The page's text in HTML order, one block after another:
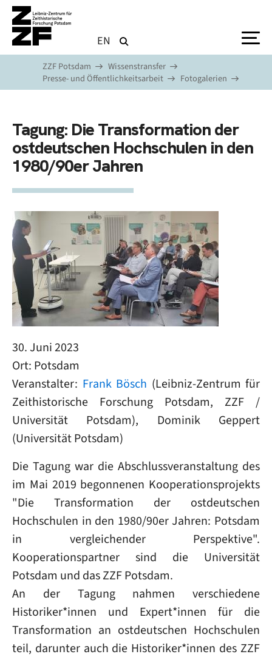
Direkt zum Inhalt
EN
ZZF Potsdam
Wissenstransfer
Presse- und Öffentlichkeitsarbeit
Fotogalerien
Tagung: Die Transformation der
ostdeutschen Hochschulen in den
1980/90er Jahren
30. Juni 2023
Ort: Potsdam
Veranstalter: Frank Bösch (Leibniz-Zentrum für
Zeithistorische Forschung Potsdam, ZZF /
Universität Potsdam), Dominik Geppert
(Universität Potsdam)
Die Tagung war die Abschlussveranstaltung des
im Mai 2019 begonnenen Kooperationsprojekts
"Die Transformation der ostdeutschen
Hochschulen in den 1980/90er Jahren: Potsdam
in vergleichender Perspektive".
Kooperationspartner sind die Universität
Potsdam und das ZZF Potsdam.
An der Tagung nahmen verschiedene
Historiker*innen und Expert*innen für die
Transformation an ostdeutschen Hochschulen
teil, darunter auch die Historiker*innen des ZZF